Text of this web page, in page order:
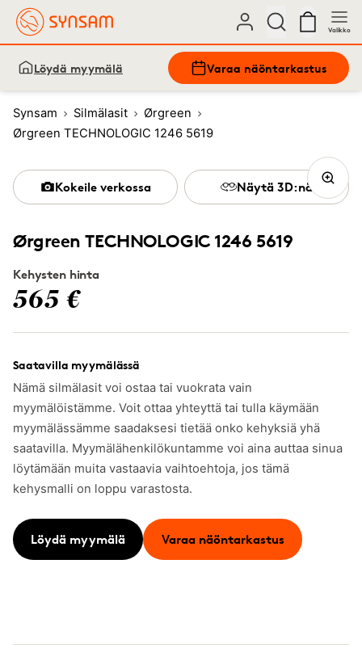
Valikko
Löydä myymälä Varaa näöntarkastus
Synsam Silmälasit
Ørgreen
Ørgreen TECHNOLOGIC 1246 5619
Ørgreen TECHNOLOGIC 1246 5619
Kehysten hinta
565 €
Saatavilla myymälässä
Nämä silmälasit voi ostaa tai vuokrata vain
myymälöistämme. Voit ottaa yhteyttä tai tulla käymään
myymälässämme saadaksesi tietää onko kehyksiä yhä
saatavilla. Myymälähenkilökuntamme voi aina auttaa sinua
löytämään muita vastaavia vaihtoehtoja, jos tämä
kehysmalli on loppu varastosta.
Löydä myymälä Varaa näöntarkastus
Kokeile verkossa Näytä 3D:nä